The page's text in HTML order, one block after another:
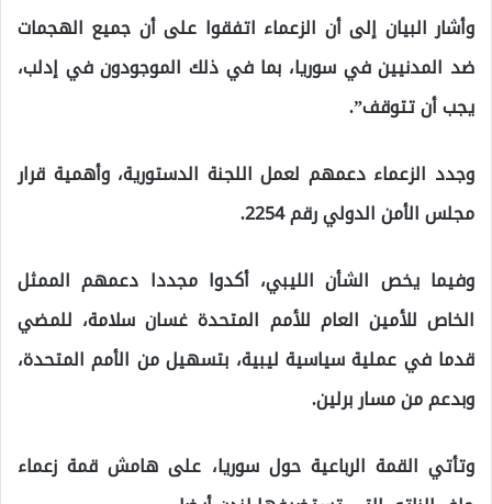
وأشار البيان إلى أن الزعماء اتفقوا على أن جميع الهجمات
ضد المدنيين في سوريا، بما في ذلك الموجودون في إدلب،
يجب أن تتوقف”.
وجدد الزعماء دعمهم لعمل اللجنة الدستورية، وأهمية قرار
مجلس الأمن الدولي رقم 2254.
وفيما يخص الشأن الليبي، أكدوا مجددا دعمهم الممثل
الخاص للأمين العام للأمم المتحدة غسان سلامة، للمضي
قدما في عملية سياسية ليبية، بتسهيل من الأمم المتحدة،
وبدعم من مسار برلين.
وتأتي القمة الرباعية حول سوريا، على هامش قمة زعماء